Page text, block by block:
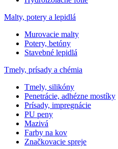
Malty, potery a lepidlá
Murovacie malty
Potery, betóny
Stavebné lepidlá
Tmely, prísady a chémia
Tmely, silikóny
Penetrácie, adhézne mostíky
Prísady, impregnácie
PU peny
Mazivá
Farby na kov
Značkovacie spreje